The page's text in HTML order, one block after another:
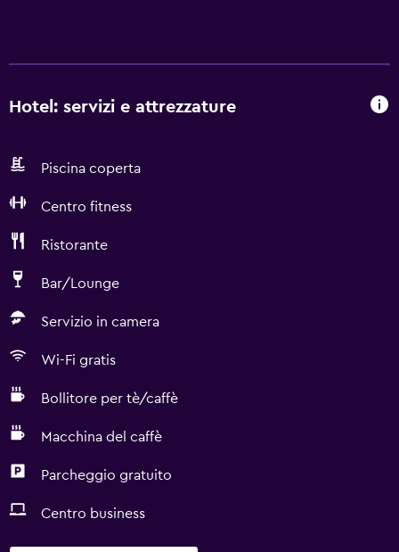
Hotel: servizi e attrezzature
Piscina coperta
Centro fitness
Ristorante
Bar/Lounge
Servizio in camera
Wi-Fi gratis
Bollitore per tè/caffè
Macchina del caffè
Parcheggio gratuito
Centro business